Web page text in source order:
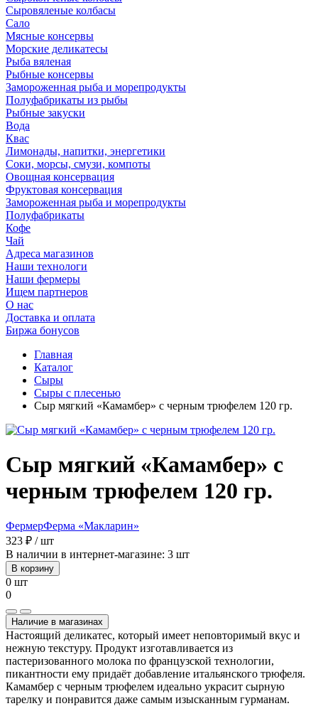
Сыровяленые колбасы
Сало
Мясные консервы
Морские деликатесы
Рыба вяленая
Рыбные консервы
Замороженная рыба и морепродукты
Полуфабрикаты из рыбы
Рыбные закуски
Вода
Квас
Лимонады, напитки, энергетики
Соки, морсы, смузи, компоты
Овощная консервация
Фруктовая консервация
Замороженная рыба и морепродукты
Полуфабрикаты
Кофе
Чай
Адреса магазинов
Наши технологи
Наши фермеры
Ищем партнеров
О нас
Доставка и оплата
Биржа бонусов
Главная
Каталог
Сыры
Сыры с плесенью
Сыр мягкий «Камамбер» с черным трюфелем 120 гр.
Сыр мягкий «Камамбер» с
черным трюфелем 120 гр.
ФермерФерма «Макларин»
323 ₽ / шт
В наличии в интернет-магазине: 3 шт
В корзину
0 шт
0
Наличие в магазинах
Настоящий деликатес, который имеет неповторимый вкус и
нежную текстуру. Продукт изготавливается из
пастеризованного молока по французской технологии,
пикантности ему придаёт добавление итальянского трюфеля.
Камамбер с черным трюфелем идеально украсит сырную
тарелку и понравится даже самым изысканным гурманам.